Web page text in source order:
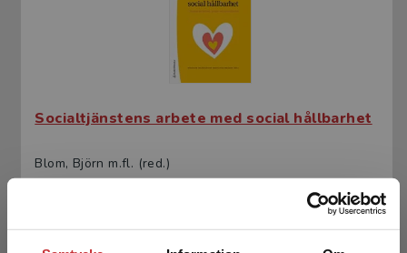
Socialtjänstens arbete med social hållbarhet
Blom, Björn m.fl. (red.)